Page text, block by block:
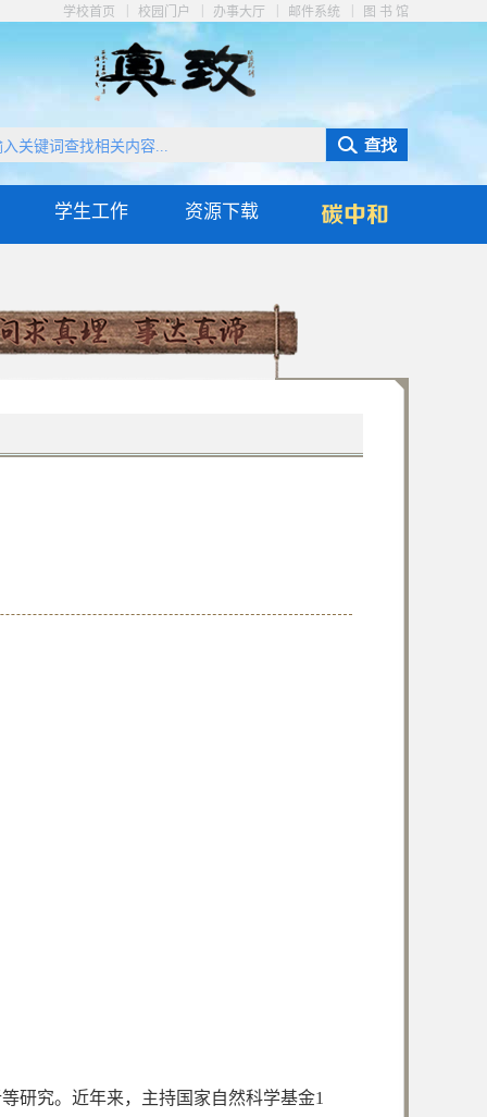
学校首页 校园门户 办事大厅 邮件系统 图 书 馆
学生工作 资源下载
研究。近年来，主持国家自然科学基金1